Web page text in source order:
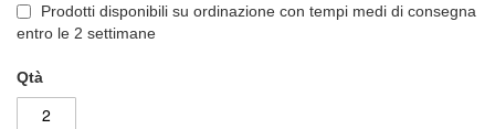
Prodotti disponibili su ordinazione con tempi medi di consegna
entro le 2 settimane
Qtà